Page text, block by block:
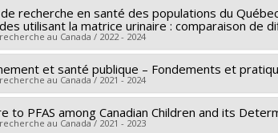
de financement :FRQS/Fonds de recherche du
de subvention :PVXXXXXX-Réseaux
principal : Ludwig Vinches
:Nolwenn Noisel
de financement :MITACS Inc.
de subvention :PVXXXXXX-Stage
recherche en santé des populations du
utilisant la matrice urinaire : comparaison de
au Canada / 2022 - 2024
principal : France Gagnon
:Nolwenn Noisel
de financement :FRQS/Fonds de recherche du
et santé publique – Fondements et
au Canada / 2021 - 2024
principal : Maximilien Debia
to PFAS among Canadian Children and its
au Canada / 2021 - 2023